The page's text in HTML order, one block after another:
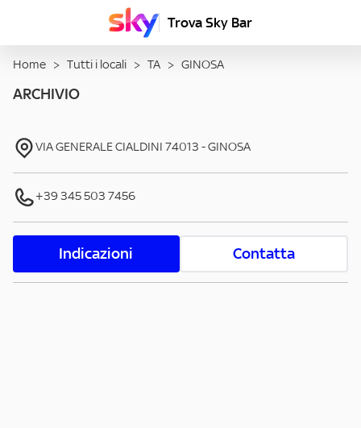
Trova Sky Bar
Home > Tutti i locali > TA > GINOSA
ARCHIVIO
VIA GENERALE CIALDINI 74013 -GINOSA
+39 345 503 7456
Indicazioni Contatta